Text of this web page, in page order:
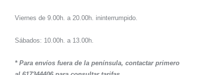
Viernes de 9.00h. a 20.00h. ininterrumpido.
Sábados: 10.00h. a 13.00h.
* Para envíos fuera de la península, contactar primero